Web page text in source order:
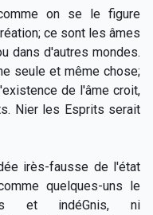
on se le figure
ce sont les âmes
dans d'autres mondes.
seule et même chose;
de l'âme croit,
Nier les Esprits serait
irès-fausse de l'état
quelques-uns le
et indéGnis, ni